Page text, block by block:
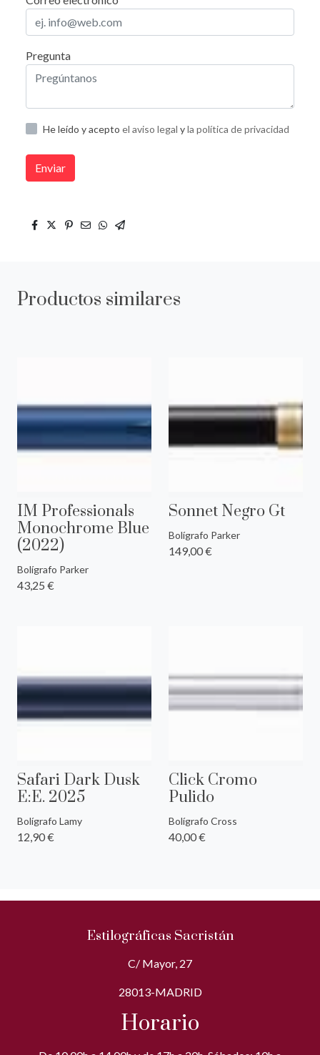
Pregunta
He leído y acepto el aviso legal yla política de privacidad
Enviar
Productos similares
IM Professionals
Monochrome Blue
(2022)
Bolígrafo Parker
43,25 €
Sonnet Negro Gt
Bolígrafo Parker
149,00 €
Safari Dark Dusk
E:E. 2025
Bolígrafo Lamy
12,90 €
Click Cromo
Pulido
Bolígrafo Cross
40,00 €
Estilográficas Sacristán
C/ Mayor, 27
28013-MADRID
Horario